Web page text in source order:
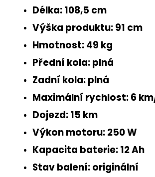
Délka:108,5 cm
Výška produktu:91 cm
Hmotnost:49 kg
Přední kola:plná
Zadní kola:plná
Maximální rychlost:6
Dojezd:15 km
Výkon motoru:250 W
Kapacita baterie:12 Ah
Stav balení:originální